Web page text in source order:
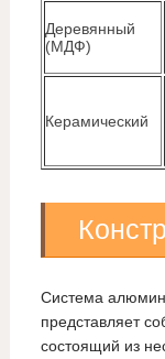
Деревянный
(МДФ)
Керамический
Система
представляет
состоящий из